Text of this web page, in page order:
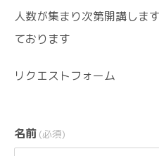
人数が集まり次第開講しま
ております
リクエストフォーム
名前 (必須)